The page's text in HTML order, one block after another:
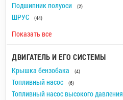
Подшипник полуоси (2)
ШРУС (44)
Показать все
ДВИГАТЕЛЬ И ЕГО СИСТЕМЫ
Крышка бензобака (4)
Топливный насос (6)
Топливный насос высокого давления